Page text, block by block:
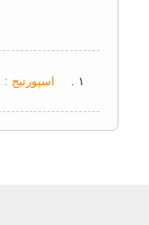
۱ . اسپورتیج :